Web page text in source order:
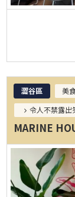
澀谷區
美
令人不禁露出
MARINE